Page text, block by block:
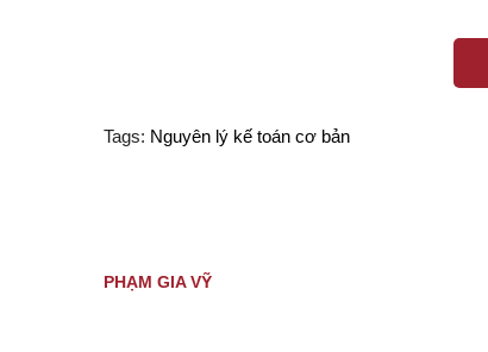
Tags: Nguyên lý kế toán cơ bản
PHẠM GIA VỸ